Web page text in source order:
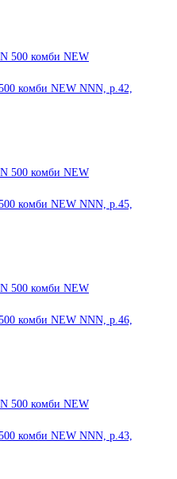
комби NEW NNN, р.42,
комби NEW NNN, р.45,
комби NEW NNN, р.46,
комби NEW NNN, р.43,